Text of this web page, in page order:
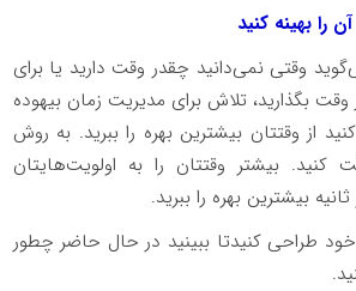
را بهینه کنید
10 برابر می‌گوید وقتی نمی‌دانید چقدر وقت دارید یا برای
وقت بگذارید، تلاش برای مدیریت زمان بیهوده
از وقتتان بیشترین بهره را ببرید. به روش
کنید. بیشتر وقتتان را به اولویت‌هایتان
بیشترین بهره را ببرید.
طراحی کنیدتا ببینید در حال حاضر چطور